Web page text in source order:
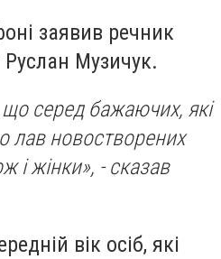
заявив речник
Руслан Музичук.
що серед бажаючих, які
лав новостворених
і жінки», - сказав
вік осіб, які